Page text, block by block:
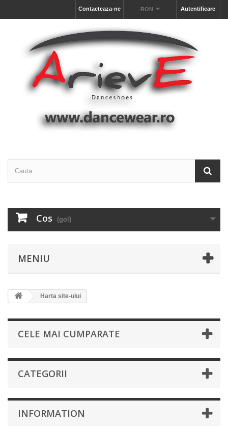
Autentificare
RON
Contacteaza-ne
Cos (gol)
MENIU
Harta site-ului
CELE MAI CUMPARATE
CATEGORII
INFORMATION